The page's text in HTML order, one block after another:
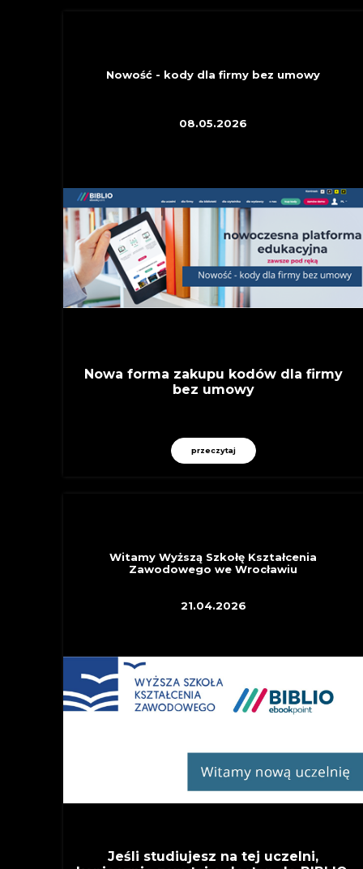
Nowość - kody dla firmy bez umowy
08.05.2026
Nowa forma zakupu kodów dla firmy
bez umowy
przeczytaj
Witamy Wyższą Szkołę Kształcenia
Zawodowego we Wrocławiu
21.04.2026
Jeśli studiujesz na tej uczelni,